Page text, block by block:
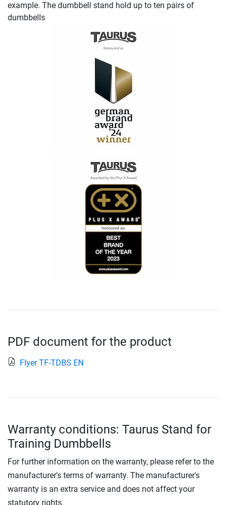
example. The dumbbell stand hold up to ten pairs of
dumbbells
PDF document for the product
Flyer TF-TDBS EN
Warranty conditions: Taurus Stand for
Training Dumbbells
For further information on the warranty, please refer to the
manufacturer's terms of warranty. The manufacturer's
warranty is an extra service and does not affect your
statutory rights.